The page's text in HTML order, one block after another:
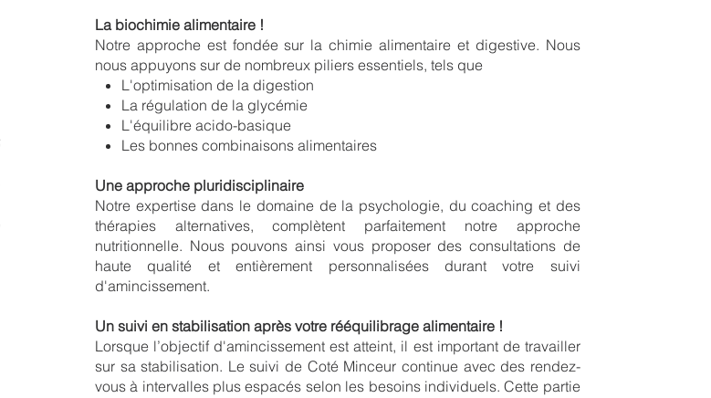
La biochimie alimentaire !
Notre approche est fondée sur la chimie alimentaire et digestive. Nous
nous appuyons sur de nombreux piliers essentiels, tels que
L'optimisation de la digestion
La régulation de la glycémie
L'équilibre acido-basique
Les bonnes combinaisons alimentaires
Une approche pluridisciplinaire
Notre expertise dans le domaine de la psychologie, du coaching et des
thérapies alternatives, complètent parfaitement notre approche
nutritionnelle. Nous pouvons ainsi vous proposer des consultations de
haute qualité et entièrement personnalisées durant votre suivi
d'amincissement.
Un suivi en stabilisation après votre rééquilibrage alimentaire !
Lorsque l’objectif d'amincissement est atteint, il est important de travailler
sur sa stabilisation. Le suivi de Coté Minceur continue avec des rendez-
vous à intervalles plus espacés selon les besoins individuels. Cette partie